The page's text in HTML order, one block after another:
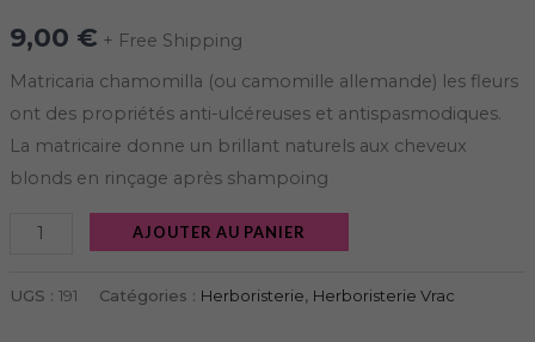
9,00 € + Free Shipping
Matricaria chamomilla (ou camomille allemande) les fleurs
ont des propriétés anti-ulcéreuses et antispasmodiques.
La matricaire donne un brillant naturels aux cheveux
blonds en rinçage après shampoing
AJOUTER AU PANIER
UGS : 191 Catégories : Herboristerie, Herboristerie Vrac